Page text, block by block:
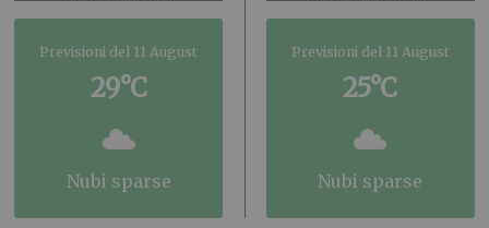
Previsioni del 11 August
29°C
nubi sparse
Previsioni del 11 August
25°C
nubi sparse